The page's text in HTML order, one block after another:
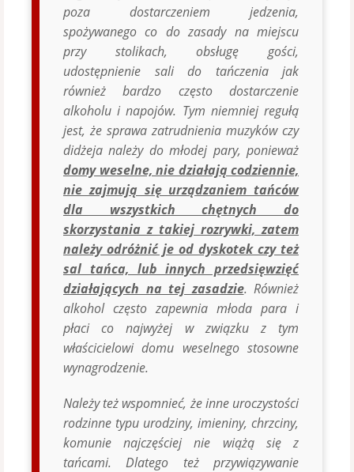
poza dostarczeniem jedzenia,
spożywanego co do zasady na miejscu
przy stolikach, obsługę gości,
udostępnienie sali do tańczenia jak
również bardzo często dostarczenie
alkoholu i napojów. Tym niemniej regułą
jest, że sprawa zatrudnienia muzyków czy
didżeja należy do młodej pary, ponieważ
domy weselne, nie działają codziennie,
nie zajmują się urządzaniem tańców
dla wszystkich chętnych do
skorzystania z takiej rozrywki, zatem
należy odróżnić je od dyskotek czy też
sal tańca, lub innych przedsięwzięć
działających na tej zasadzie. Również
alkohol często zapewnia młoda para i
płaci co najwyżej w związku z tym
właścicielowi domu weselnego stosowne
wynagrodzenie.
Należy też wspomnieć, że inne uroczystości
rodzinne typu urodziny, imieniny, chrzciny,
komunie najczęściej nie wiążą się z
tańcami. Dlatego też przywiązywanie